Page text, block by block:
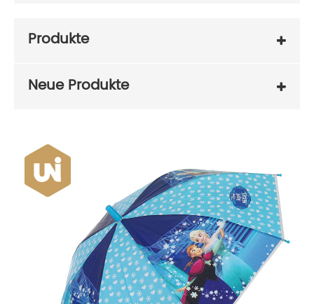
Produkte
Neue Produkte